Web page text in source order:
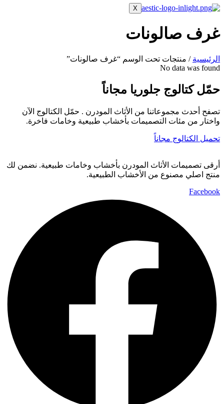
X
غرف صالونات
الرئيسية / منتجات تحت الوسم “غرف صالونات”
No data was found
حمّل كتالوج جلوريا مجاناً
تصفح أحدث مجموعاتنا من الأثاث المودرن . حمّل الكتالوج الآن
واختار من مئات التصميمات بأخشاب طبيعية وخامات فاخرة.
تحميل الكتالوج مجاناً
أرقى تصميمات الأثاث المودرن بأخشاب وخامات طبيعية. نضمن لك
منتج اصلي مصنوع من الأخشاب الطبيعية.
Facebook